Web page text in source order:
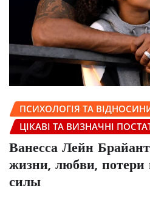
ПСИХОЛОГІЯ ТА
ЦІКАВІ ТА ВИЗНАЧНІ
Ванесса Лейн
жизни, любви, потери
силы